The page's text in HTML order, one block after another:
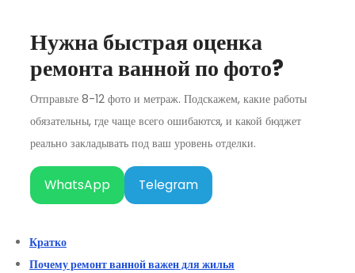
Нужна быстрая оценка
ремонта ванной по фото?
Отправьте 8-12 фото и метраж. Подскажем, какие работы
обязательны, где чаще всего ошибаются, и какой бюджет
реально закладывать под ваш уровень отделки.
WhatsApp Telegram
Кратко
Почему ремонт ванной важен для жилья